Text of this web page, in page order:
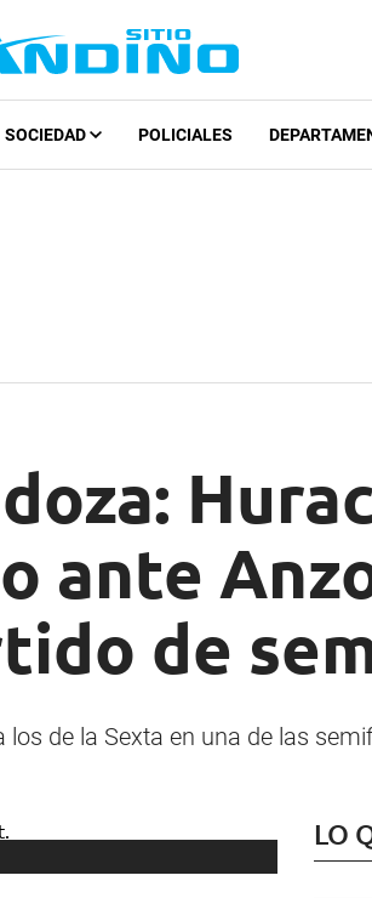
SOCIEDAD POLICIALES
ante
de
de la Sexta en una de las
LO